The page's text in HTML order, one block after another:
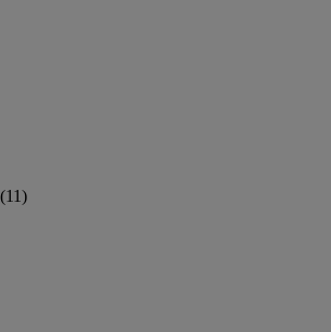
(11)